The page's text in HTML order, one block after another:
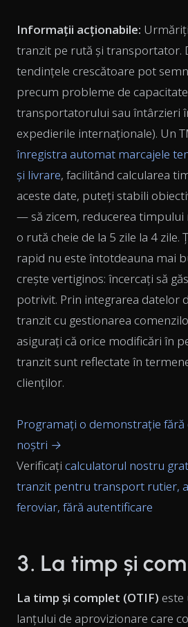
Informații acționabile:
tranzit pe rută și transportator.
tendințele crescătoare pot
precum probleme de
transportatorului sau întârzieri
expedierile internaționale). Un
înregistra automat marcajele
și livrare, facilitând calcularea
aceste date, puteți stabili
— să zicem, reducerea timpului
o rută cheie de la 5 zile la 4 zile.
rapid nu este întotdeauna mai
crește vertiginos: încercați să
potrivit. Prin integrarea datelor
tranzit cu gestionarea
asigurați că orice modificări în
tranzit sunt reflectate în
clienților.
Programați o demonstrație
noștri →
Verificați calculatorul nostru
tranzit pentru transport rutier,
feroviar, fără autentificare
3. La timp și
La timp și complet (OTIF) este
lanțului de aprovizionare care